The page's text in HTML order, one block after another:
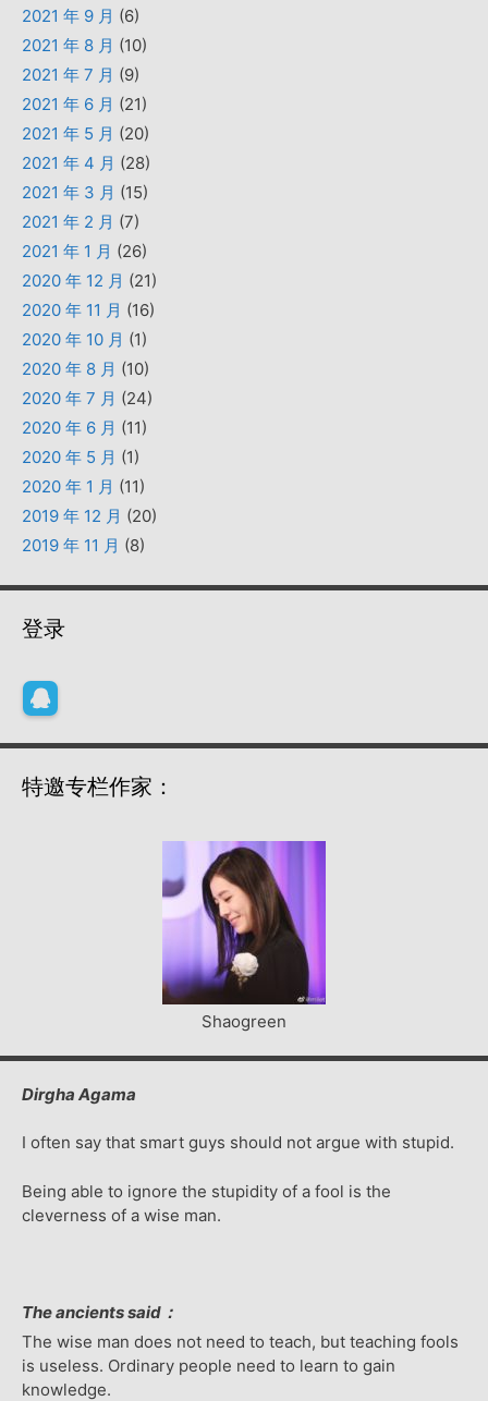
2021 年 9 月 (6)
2021 年 8 月 (10)
2021 年 7 月 (9)
2021 年 6 月 (21)
2021 年 5 月 (20)
2021 年 4 月 (28)
2021 年 3 月 (15)
2021 年 2 月 (7)
2021 年 1 月 (26)
2020 年 12 月 (21)
2020 年 11 月 (16)
2020 年 10 月 (1)
2020 年 8 月 (10)
2020 年 7 月 (24)
2020 年 6 月 (11)
2020 年 5 月 (1)
2020 年 1 月 (11)
2019 年 12 月 (20)
2019 年 11 月 (8)
登录
特邀专栏作家：
Shaogreen
Dirgha Agama
I often say that smart guys should not argue with stupid.
Being able to ignore the stupidity of a fool is the
cleverness of a wise man.
The ancients said：
The wise man does not need to teach, but teaching fools
is useless. Ordinary people need to learn to gain
knowledge.